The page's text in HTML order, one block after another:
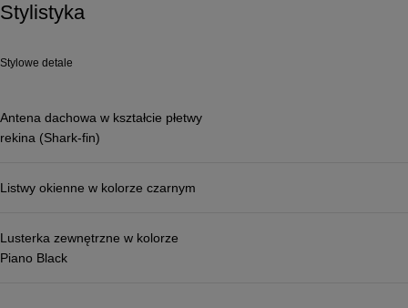
Stylistyka
Stylowe detale
Antena dachowa w kształcie płetwy
rekina (Shark-fin)
Listwy okienne w kolorze czarnym
Lusterka zewnętrzne w kolorze
Piano Black